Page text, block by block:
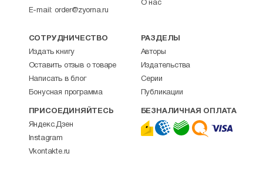
E-mail: order@zyorna.ru
О нас
СОТРУДНИЧЕСТВО
Издать книгу
Оставить отзыв о товаре
Написать в блог
Бонусная программа
РАЗДЕЛЫ
Авторы
Издательства
Серии
Публикации
ПРИСОЕДИНЯЙТЕСЬ
Яндекс.Дзен
Instagram
Vkontakte.ru
БЕЗНАЛИЧНАЯ ОПЛАТА